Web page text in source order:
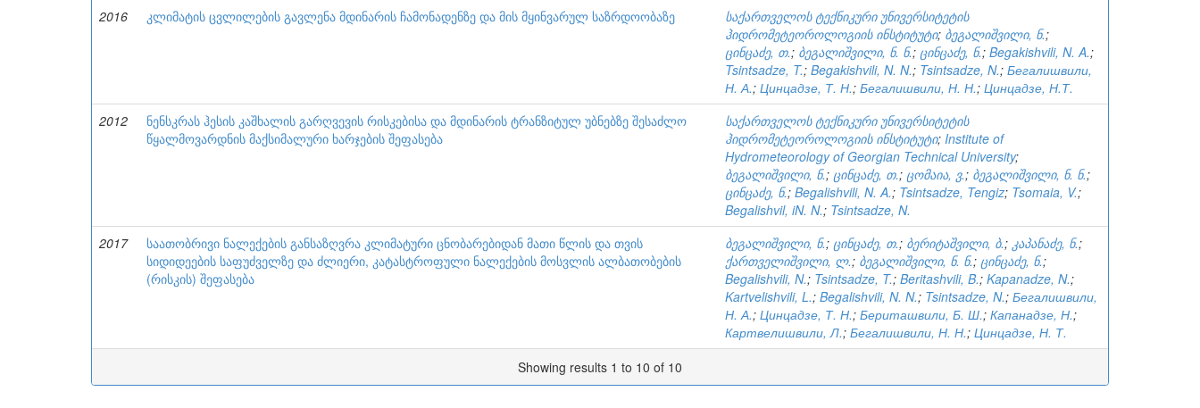
2016
კლიმატის ცვლილების გავლენა მდინარის ჩამონადენზე და მის მყინვარულ საზრდოობაზე
საქართველოს ტექნიკური უნივერსიტეტის
ჰიდრომეტეოროლოგიის ინსტიტუტი; ბეგალიშვილი, ნ.;
ცინცაძე, თ.; ბეგალიშვილი, ნ. ნ.; ცინცაძე, ნ.; Begakishvili, N. A.;
Tsintsadze, T.; Begakishvili, N. N.; Tsintsadze, N.; Бегалишвили,
Н. А.; Цинцадзе, Т. Н.; Бегалишвили, Н. Н.; Цинцадзе, Н.Т.
2012
ნენსკრას ჰესის კაშხალის გარღვევის რისკებისა და მდინარის ტრანზიტულ უბნებზე შესაძლო
წყალმოვარდნის მაქსიმალური ხარჯების შეფასება
საქართველოს ტექნიკური უნივერსიტეტის
ჰიდრომეტეოროლოგიის ინსტიტუტი; Institute of
Hydrometeorology of Georgian Technical University;
ბეგალიშვილი, ნ.; ცინცაძე, თ.; ცომაია, ვ.; ბეგალიშვილი, ნ. ნ.;
ცინცაძე, ნ.; Begalishvili, N. A.; Tsintsadze, Tengiz; Tsomaia, V.;
Begalishvil, iN. N.; Tsintsadze, N.
2017
საათობრივი ნალექების განსაზღვრა კლიმატური ცნობარებიდან მათი წლის და თვის
სიდიდეების საფუძველზე და ძლიერი, კატასტროფული ნალექების მოსვლის ალბათობების
(რისკის) შეფასება
ბეგალიშვილი, ნ.; ცინცაძე, თ.; ბერიტაშვილი, ბ.; კაპანაძე, ნ.;
ქართველიშვილი, ლ.; ბეგალიშვილი, ნ. ნ.; ცინცაძე, ნ.;
Begalishvili, N.; Tsintsadze, T.; Beritashvili, B.; Kapanadze, N.;
Kartvelishvili, L.; Begalishvili, N. N.; Tsintsadze, N.; Бегалишвили,
Н. А.; Цинцадзе, Т. Н.; Бериташвили, Б. Ш.; Капанадзе, Н.;
Картвелишвили, Л.; Бегалишвили, Н. Н.; Цинцадзе, Н. Т.
Showing results 1 to 10 of 10